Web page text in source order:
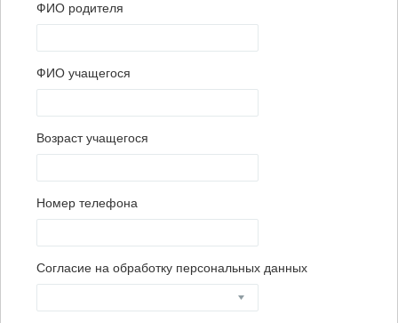
ФИО родителя
ФИО учащегося
Возраст учащегося
Номер телефона
Согласие на обработку персональных данных